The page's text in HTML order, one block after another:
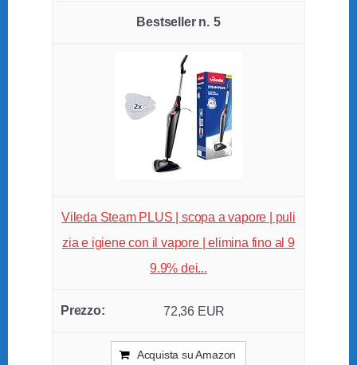
5
Vileda Steam PLUS | scopa a vapore | puli
zia e igiene con il vapore | elimina fino al 9
9.9% dei...
72,36 EUR
Acquista su Amazon